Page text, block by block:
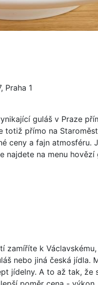
Praha 1
guláš v Praze
totiž přímo na
ceny a fajn
najdete na menu
zamíříte k
nebo jiná česká jídla.
jídelny. A to až tak,